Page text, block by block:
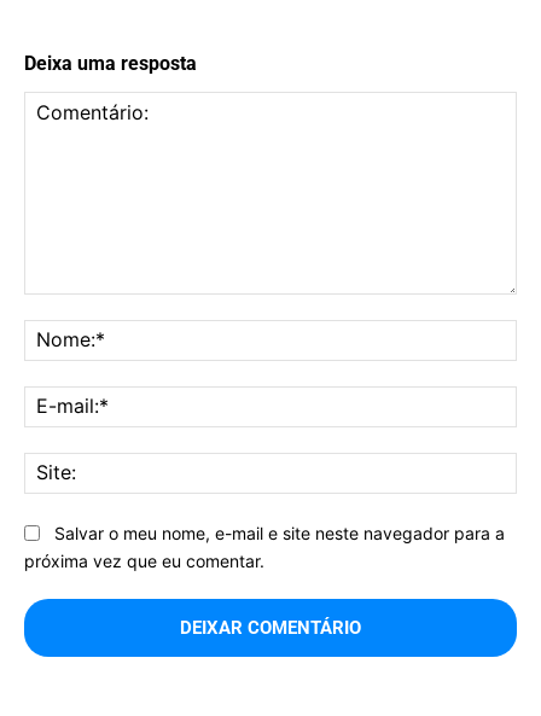
Deixa uma resposta
Salvar o meu nome, e-mail e site neste navegador para a
próxima vez que eu comentar.